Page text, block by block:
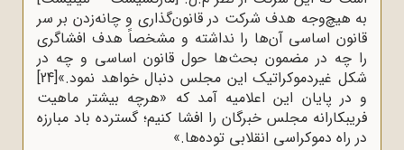
به هیچ‌وجه هدف شرکت در قانون‌گذاری و چانه‌زدن بر سر
قانون اساسی آن‌ها را نداشته و مشخصاً هدف افشاگری
را چه در مضمون بحث‌ها حول قانون اساسی و چه در
شکل غیردموکراتیک این مجلس دنبال خواهد نمود.»[24]
و در پایان این اعلامیه آمد که «هرچه بیشتر ماهیت
فریبکارانه مجلس خبرگان را افشا کنیم؛ گسترده باد مبارزه
در راه دموکراسی انقلابی توده‌ها.»